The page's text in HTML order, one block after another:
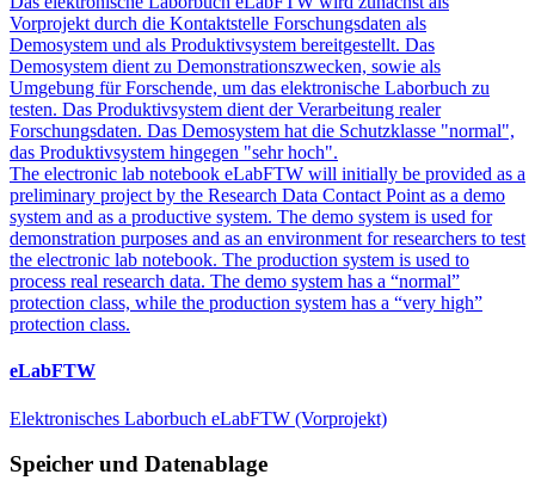
Vorprojekt durch die Kontaktstelle Forschungsdaten als
Demosystem und als Produktivsystem bereitgestellt. Das
Demosystem dient zu Demonstrationszwecken, sowie als
Umgebung für Forschende, um das elektronische Laborbuch zu
testen. Das Produktivsystem dient der Verarbeitung realer
Forschungsdaten. Das Demosystem hat die Schutzklasse "normal",
das Produktivsystem hingegen "sehr hoch".
The electronic lab notebook eLabFTW will initially be provided as a
preliminary project by the Research Data Contact Point as a demo
system and as a productive system. The demo system is used for
demonstration purposes and as an environment for researchers to test
the electronic lab notebook. The production system is used to
process real research data. The demo system has a “normal”
protection class, while the production system has a “very high”
protection class.
eLabFTW
Elektronisches Laborbuch eLabFTW (Vorprojekt)
Speicher und Datenablage